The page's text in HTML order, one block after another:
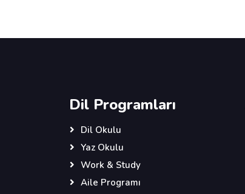
Dil Programları
Dil Okulu
Yaz Okulu
Work & Study
Aile Programı